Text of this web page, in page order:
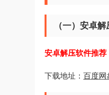
（一）安卓
安卓解压软件推
下载地址： 百度网